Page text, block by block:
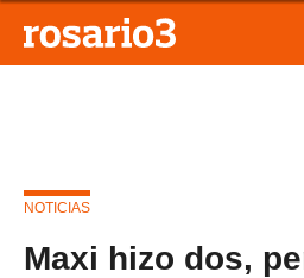
NOTICIAS
Maxi hizo dos,